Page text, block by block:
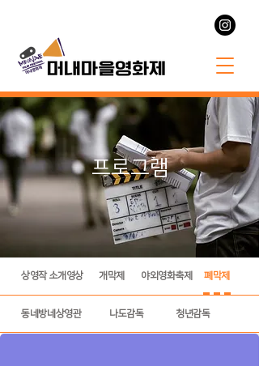
프로그램
상영작 소개영상 개막제 야외영화축제 폐막제
동네방네상영관 나도감독 청년감독